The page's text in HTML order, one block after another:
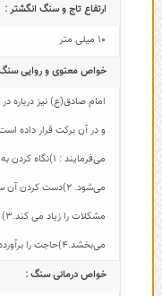
ارتفاع تاج و سنگ انگشتر :
10 میلی متر
خواص معنوی و روایی
امام صادق(ع) نیز درباره
و در آن برکت قرار داده
می‌فرمایند :
می‌شود. 2)دست
می‌بخشد.4)حاجت را برآورده و باعث تسهیل در کارها می‌شود.
خواص درمانی سنگ :